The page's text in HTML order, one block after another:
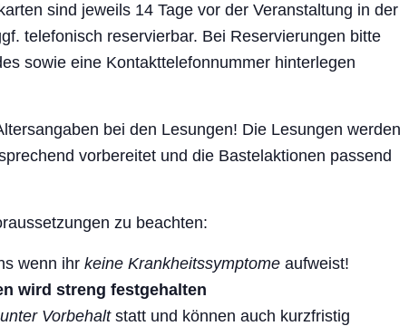
sind jeweils 14 Tage vor der Veranstaltung in der
telefonisch reservierbar. Bei Reservierungen bitte
sowie eine Kontakttelefonnummer hinterlegen
bei den Lesungen! Die Lesungen werden
vorbereitet und die Bastelaktionen passend
zu beachten:
wenn ihr keine Krankheitssymptome aufweist!
wird streng festgehalten
unter Vorbehaltstatt und können auch kurzfristig